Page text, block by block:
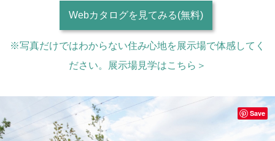
Webカタログを見てみる(無料)
※写真だけではわからない住み心地を展示場で体感してく
ださい。展示場見学はこちら＞
Save